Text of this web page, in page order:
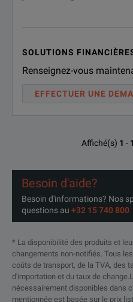
SOLUTIONS
Renseignez-vous
EFFECTUER UNE
Affiché(s) 1 - 1
Besoin d'aide?
Besoin d'informations? Nos
questions au +32 15 740 800
* La disponibilité des produits et
changements non-notifiés. Tous
coûts de transport, de la TVA, des
d'importation et du taux de
nécessairement disponibles dans
mentionnée est basée sur le prix